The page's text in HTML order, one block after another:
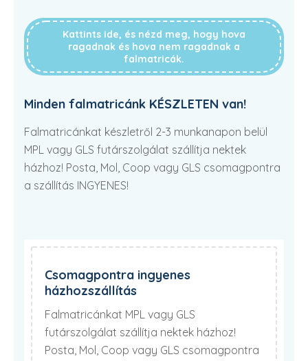
Kattints ide, és nézd meg, hogy hova
ragadnak és hova nem ragadnak a
falmatricák.
Minden falmatricánk KÉSZLETEN van!
Falmatricánkat készletről 2-3 munkanapon belül
MPL vagy GLS futárszolgálat szállítja nektek
házhoz! Posta, Mol, Coop vagy GLS csomagpontra
a szállítás INGYENES!
Csomagpontra ingyenes
házhozszállítás
Falmatricánkat MPL vagy GLS
futárszolgálat szállítja nektek házhoz!
Posta, Mol, Coop vagy GLS csomagpontra